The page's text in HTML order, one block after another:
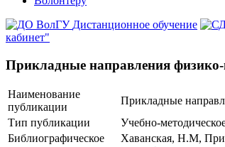
Дистанционное обучение
кабинет"
Прикладные направления физико-
Наименование
публикации
Прикладные
Тип публикации
Учебно-
Библиографическое
Хаванская, Н.М,